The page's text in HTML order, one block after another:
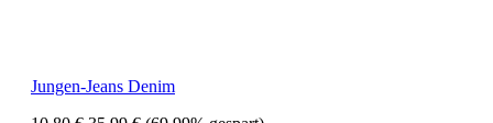
Jungen-Jeans Denim